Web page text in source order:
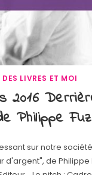
DES LIVRES ET MOI
2016
Philippe
sur notre
d'argent", de Philippe